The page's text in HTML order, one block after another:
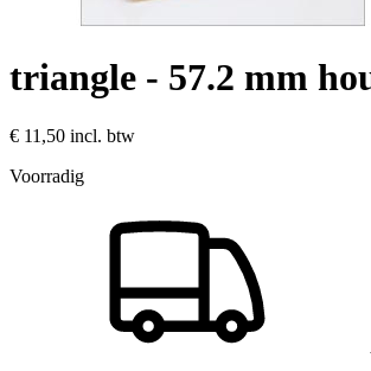
triangle - 57.2 mm
€ 11,50 incl. btw
Voorradig